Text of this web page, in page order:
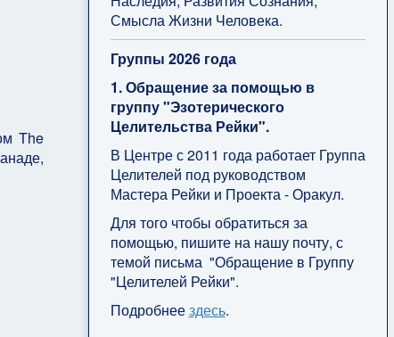
The
Смысла Жизни Человека.
Группы 2026 года
1. Обращение за помощью в
группу "Эзотерического
Целительства Рейки".
В Центре с 2011 года работает Группа
Целителей под руководством
Мастера Рейки и Проекта - Оракул.
Для того чтобы обратиться за
помощью, пишите на нашу почту, с
темой письма "Обращение в Группу
"Целителей Рейки".
Подробнеездесь.